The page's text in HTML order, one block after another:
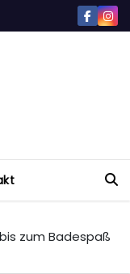
zum Badespaß